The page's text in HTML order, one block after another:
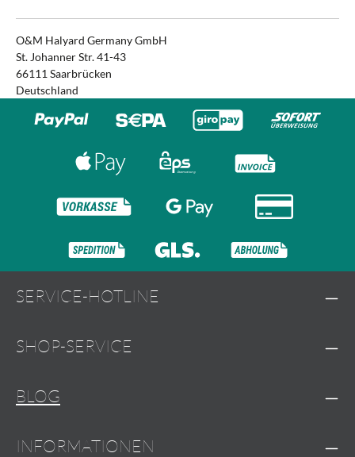
O&M Halyard Germany GmbH
St. Johanner Str. 41-43
66111 Saarbrücken
Deutschland
SERVICE-HOTLINE
SHOP-SERVICE
BLOG
INFORMATIONEN